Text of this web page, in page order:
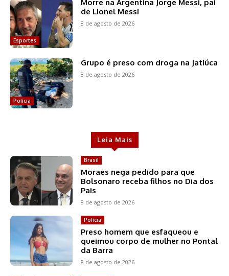
Esportes
Morre na Argentina Jorge Messi, pai
de Lionel Messi
8 de agosto de 2026
Polícia
Grupo é preso com droga na Jatiúca
8 de agosto de 2026
Leia Mais
Brasil
Moraes nega pedido para que
Bolsonaro receba filhos no Dia dos
Pais
8 de agosto de 2026
Polícia
Preso homem que esfaqueou e
queimou corpo de mulher no Pontal
da Barra
8 de agosto de 2026